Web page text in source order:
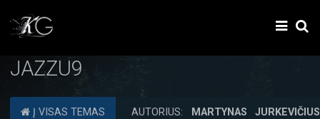
JAZZU9
Į VISAS TEMAS AUTORIUS:
MARTYNAS JURKEVIČIUS